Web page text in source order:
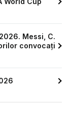
Messi, C.
convocați